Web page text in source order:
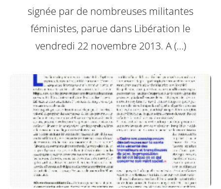
signée par de nombreuses militantes
féministes, parue dans Libération le
vendredi 22 novembre 2013. A (…)